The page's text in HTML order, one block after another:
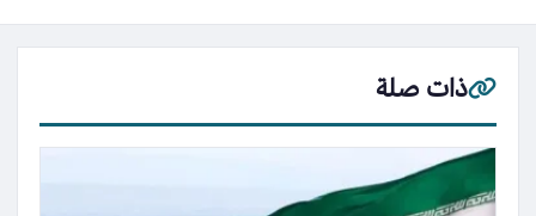
ذات صلة